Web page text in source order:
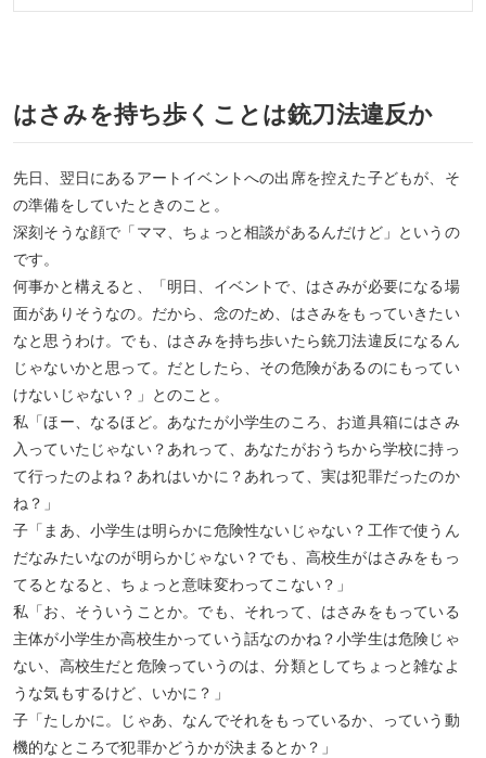
はさみを持ち歩くことは銃刀法違反か
先日、翌日にあるアートイベントへの出席を控えた子どもが、そ
の準備をしていたときのこと。
深刻そうな顔で「ママ、ちょっと相談があるんだけど」というの
です。
何事かと構えると、「明日、イベントで、はさみが必要になる場
面がありそうなの。だから、念のため、はさみをもっていきたい
なと思うわけ。でも、はさみを持ち歩いたら銃刀法違反になるん
じゃないかと思って。だとしたら、その危険があるのにもってい
けないじゃない？」とのこと。
私「ほー、なるほど。あなたが小学生のころ、お道具箱にはさみ
入っていたじゃない？あれって、あなたがおうちから学校に持っ
て行ったのよね？あれはいかに？あれって、実は犯罪だったのか
ね？」
子「まあ、小学生は明らかに危険性ないじゃない？工作で使うん
だなみたいなのが明らかじゃない？でも、高校生がはさみをもっ
てるとなると、ちょっと意味変わってこない？」
私「お、そういうことか。でも、それって、はさみをもっている
主体が小学生か高校生かっていう話なのかね？小学生は危険じゃ
ない、高校生だと危険っていうのは、分類としてちょっと雑なよ
うな気もするけど、いかに？」
子「たしかに。じゃあ、なんでそれをもっているか、っていう動
機的なところで犯罪かどうかが決まるとか？」